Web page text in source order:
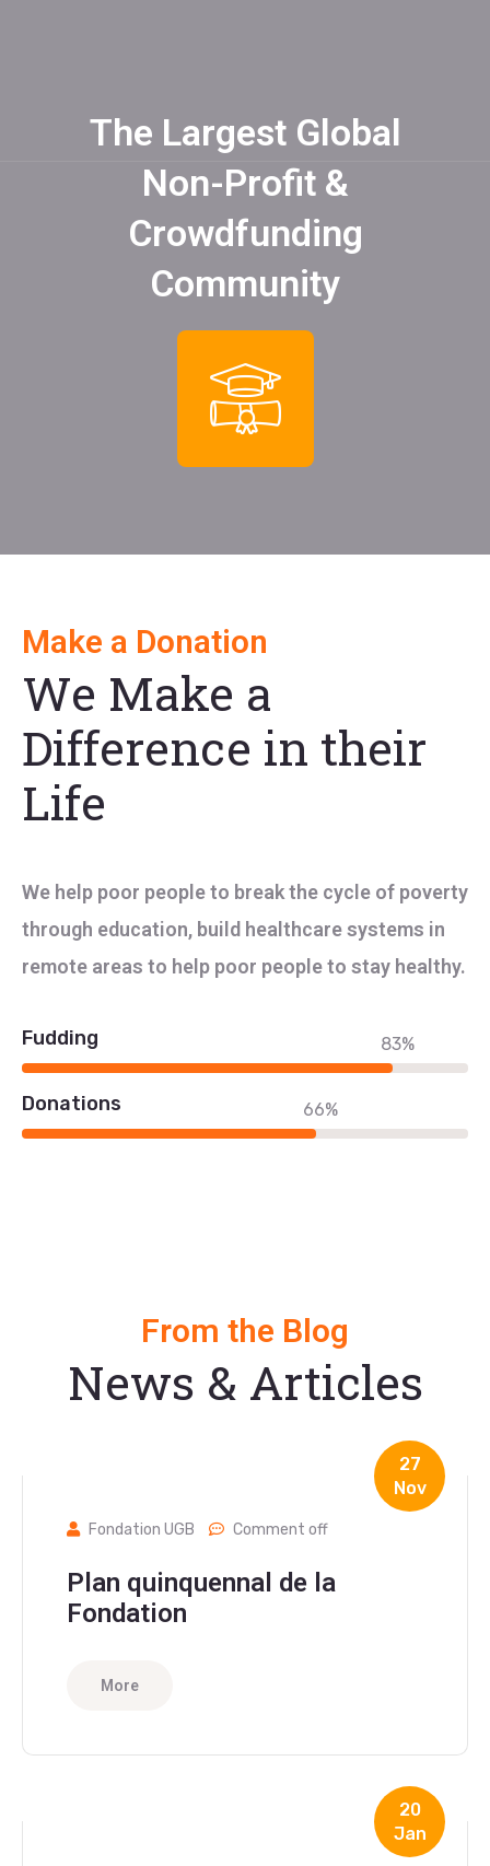
The Largest Global
Non-Profit &
Crowdfunding
Community
Make a Donation
We Make a
Difference in their
Life
We help poor people to break the cycle of poverty
through education, build healthcare systems in
remote areas to help poor people to stay healthy.
Fudding 83%
Donations 66%
From the Blog
News & Articles
27
Nov
Fondation UGB Comment off
Plan quinquennal de la
Fondation
More
20
Jan